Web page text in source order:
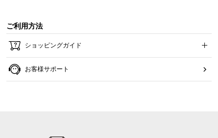
ご利用方法
ショッピングガイド
お客様サポート